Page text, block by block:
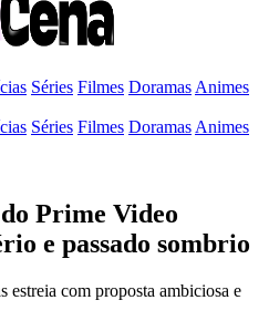
Séries Filmes Doramas Animes
Séries Filmes Doramas Animes
Prime Video
e passado sombrio
estreia com proposta ambiciosa e